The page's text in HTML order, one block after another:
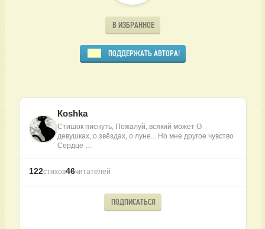
В ИЗБРАННОЕ
ПОДДЕРЖАТЬ АВТОРА!
Коshkа
Стишок писнуть, Пожалуй, всякий может О
девушках, о звёздах, о луне... Но мне другое чувство
Сердце …
122стихов46читателей
ПОДПИСАТЬСЯ